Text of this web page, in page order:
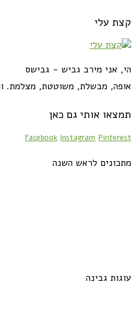
קצת עלי
הי, אני מירב גביש - גבישס
אופה, מבשלת, משוטטת, מצלמת.
תמצאו אותי גם כאן
Facebook Instagram Pinterest
מתכונים לראש השנה
עוגות גבינה